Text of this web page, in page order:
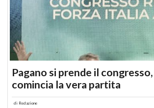
Pagano si prende il
comincia la vera partita
di Redazione